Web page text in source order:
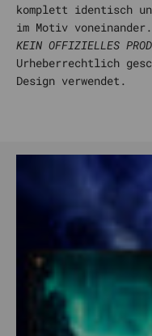
komplett identisch
im Motiv voneinander.
KEIN OFFIZIELLES
Urheberrechtlich
Design verwendet.